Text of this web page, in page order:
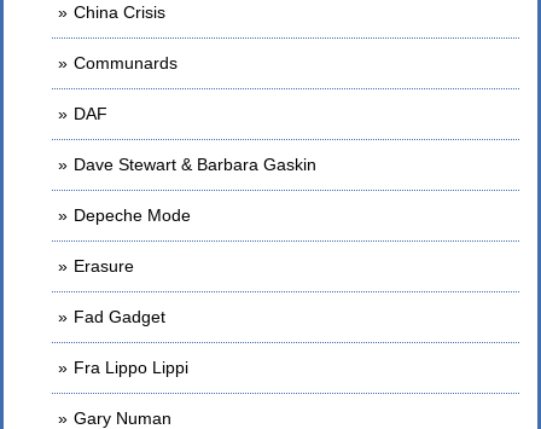
China Crisis
Communards
DAF
Dave Stewart & Barbara Gaskin
Depeche Mode
Erasure
Fad Gadget
Fra Lippo Lippi
Gary Numan